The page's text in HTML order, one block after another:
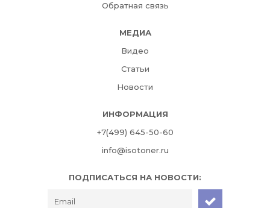
Обратная связь
МЕДИА
Видео
Статьи
Новости
ИНФОРМАЦИЯ
+7(499) 645-50-60
info@isotoner.ru
ПОДПИСАТЬСЯ НА НОВОСТИ: